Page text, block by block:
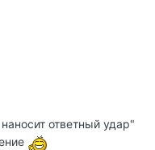
ответный удар"